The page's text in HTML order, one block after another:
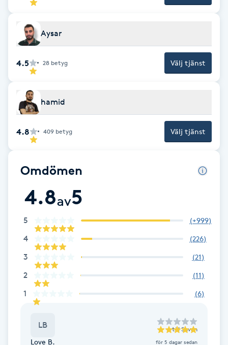
E
Enzympeeling
Extensions
Extensions borttagning
Eyeliner-tatuering
Fettreducering
Fibromassage
Fillers
Fotmassage
Aysar
4.5 28 betyg Välj tjänst
hamid
4.8 409 betyg Välj tjänst
Omdömen
4.8av5
5 (+999)
4 (226)
3 (21)
2 (11)
1 (6)
LB till Shvan
Love B. för 5 dagar sedan